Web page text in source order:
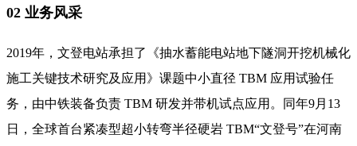
02 业务风采
2019年，文登电站承担了《抽水蓄能电站地下隧洞开挖机械化
施工关键技术研究及应用》课题中小直径 TBM 应用试验任
务，由中铁装备负责 TBM 研发并带机试点应用。同年9月13
日，全球首台紧凑型超小转弯半径硬岩 TBM“文登号”在河南